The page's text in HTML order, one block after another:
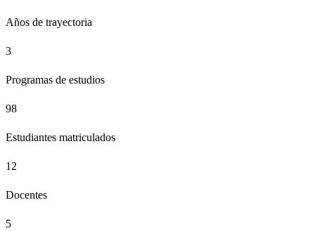
Años de trayectoria
3
Programas de estudios
98
Estudiantes matriculados
12
Docentes
5